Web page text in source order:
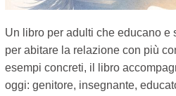
Un libro per adulti che educano
per abitare la relazione con più
esempi concreti, il libro
oggi: genitore, insegnante,